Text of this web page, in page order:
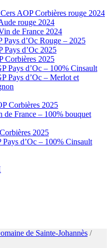
AOP Corbières rouge 2024
rouge 2024
de France 2024
Pays d’Oc Rouge – 2025
Pays d’Oc 2025
Corbières 2025
Pays d’Oc – 100% Cinsault
Pays d’Oc – Merlot et
Corbières 2025
France – 100% bouquet
2025
d’Oc – 100% Cinsault
de Sainte-Johannès /